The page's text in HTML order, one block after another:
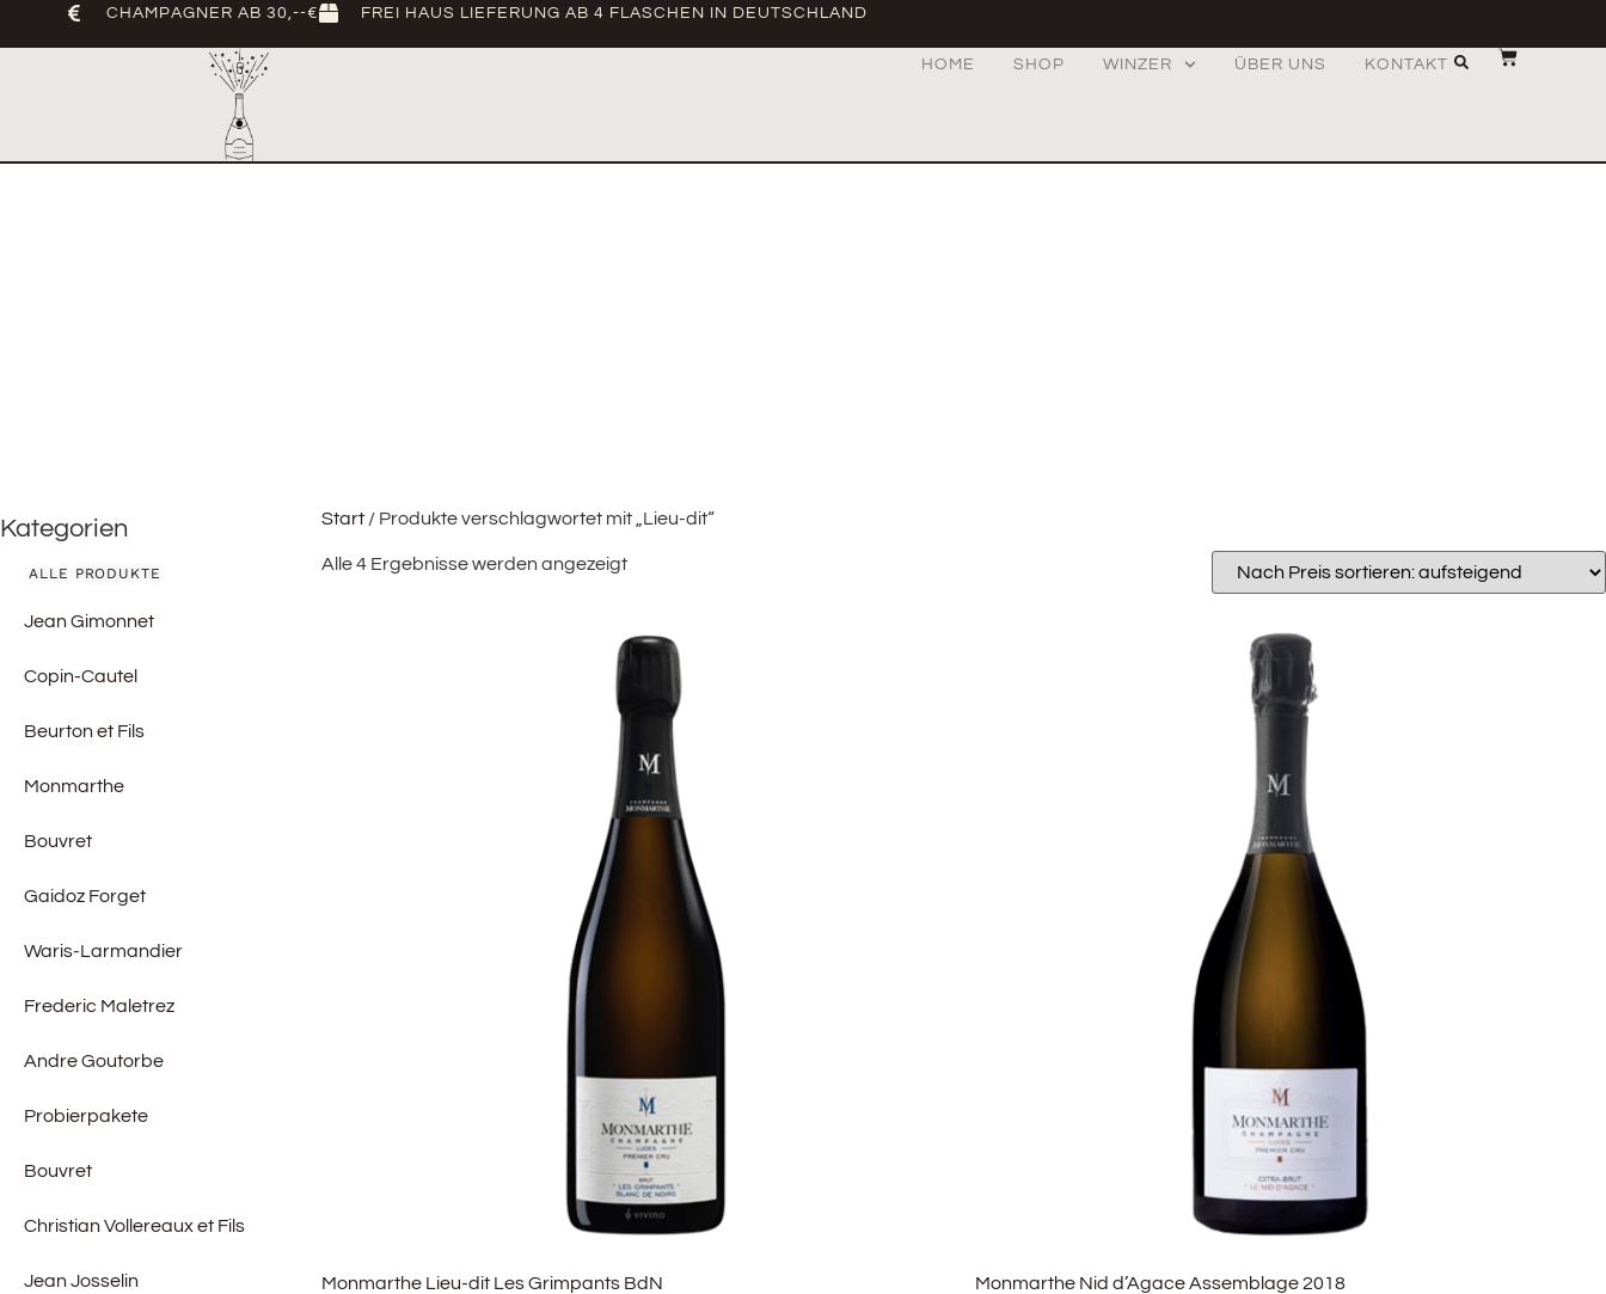
CHAMPAGNER AB 30,--€ FREI HAUS LIEFERUNG AB 4 FLASCHEN IN DEUTSCHLAND
HOME SHOP WINZER ÜBER UNS KONTAKT
Kategorien
ALLE PRODUKTE
Jean Gimonnet
Copin-Cautel
Beurton et Fils
Monmarthe
Bouvret
Gaidoz Forget
Waris-Larmandier
Frederic Maletrez
Andre Goutorbe
Probierpakete
Bouvret
Christian Vollereaux et Fils
Jean Josselin
Start/ Produkte verschlagwortet mit „Lieu-dit“
Alle 4 Ergebnisse werden angezeigt
Monmarthe Lieu-dit Les Grimpants BdN Monmarthe Nid d’Agace Assemblage 2018